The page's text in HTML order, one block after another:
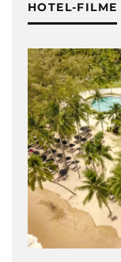
HOTEL-FILME